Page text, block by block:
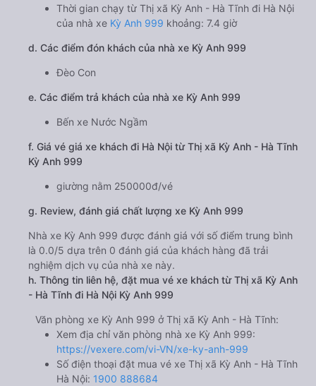
Thời gian chạy từ Thị xã Kỳ Anh - Hà Tĩnh đi Hà Nội
của nhà xe Kỳ Anh 999 khoảng: 7.4 giờ
d. Các điểm đón khách của nhà xe Kỳ Anh 999
Đèo Con
e. Các điểm trả khách của nhà xe Kỳ Anh 999
Bến xe Nước Ngầm
f. Giá vé giá xe khách đi Hà Nội từ Thị xã Kỳ Anh - Hà Tĩnh
Kỳ Anh 999
giường nằm 250000đ/vé
g. Review, đánh giá chất lượng xe Kỳ Anh 999
Nhà xe Kỳ Anh 999 được đánh giá với số điểm trung bình
là 0.0/5 dựa trên 0 đánh giá của khách hàng đã trải
nghiệm dịch vụ của nhà xe này.
h. Thông tin liên hệ, đặt mua vé xe khách từ Thị xã Kỳ Anh
- Hà Tĩnh đi Hà Nội Kỳ Anh 999
Văn phòng xe Kỳ Anh 999 ở Thị xã Kỳ Anh - Hà Tĩnh:
Xem địa chỉ văn phòng nhà xe Kỳ Anh 999:
https://vexere.com/vi-VN/xe-ky-anh-999
Số điện thoại đặt mua vé xe Thị xã Kỳ Anh - Hà Tĩnh
Hà Nội: 1900 888684